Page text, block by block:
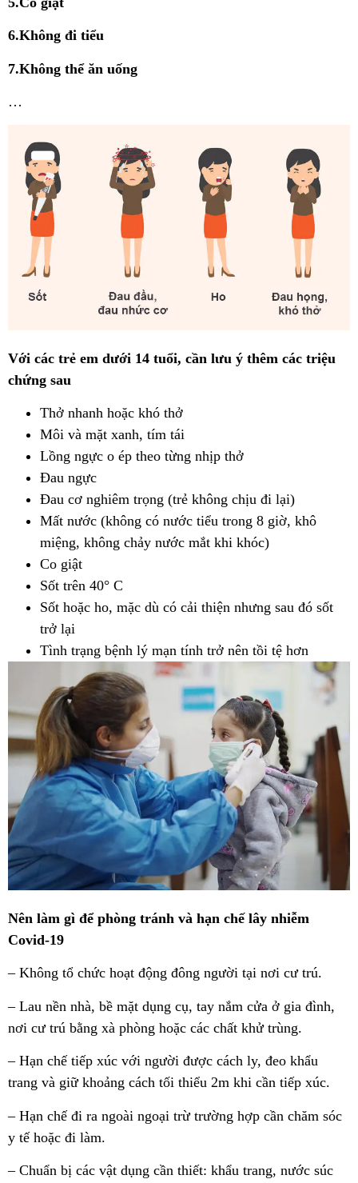
6.Không đi tiểu
7.Không thể ăn uống
…
Với các trẻ em dưới 14 tuổi, cần lưu ý thêm các triệu
chứng sau
Thở nhanh hoặc khó thở
Môi và mặt xanh, tím tái
Lồng ngực o ép theo từng nhịp thở
Đau ngực
Đau cơ nghiêm trọng (trẻ không chịu đi lại)
Mất nước (không có nước tiểu trong 8 giờ, khô
miệng, không chảy nước mắt khi khóc)
Co giật
Sốt trên 40° C
Sốt hoặc ho, mặc dù có cải thiện nhưng sau đó sốt
trở lại
Tình trạng bệnh lý mạn tính trở nên tồi tệ hơn
Nên làm gì để phòng tránh và hạn chế lây nhiễm
Covid-19
– Không tổ chức hoạt động đông người tại nơi cư trú.
– Lau nền nhà, bề mặt dụng cụ, tay nắm cửa ở gia đình,
nơi cư trú bằng xà phòng hoặc các chất khử trùng.
– Hạn chế tiếp xúc với người được cách ly, đeo khẩu
trang và giữ khoảng cách tối thiểu 2m khi cần tiếp xúc.
– Hạn chế đi ra ngoài ngoại trừ trường hợp cần chăm sóc
y tế hoặc đi làm.
– Chuẩn bị các vật dụng cần thiết: khẩu trang, nước súc